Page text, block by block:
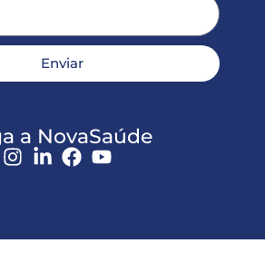
Enviar
a NovaSaúde